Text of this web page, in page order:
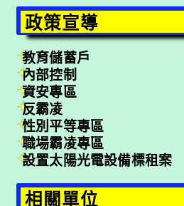
政策宣導
教育儲蓄戶
內部控制
資安專區
反霸凌
性別平等專區
職場霸凌專區
設置太陽光電設備標租案
相關單位